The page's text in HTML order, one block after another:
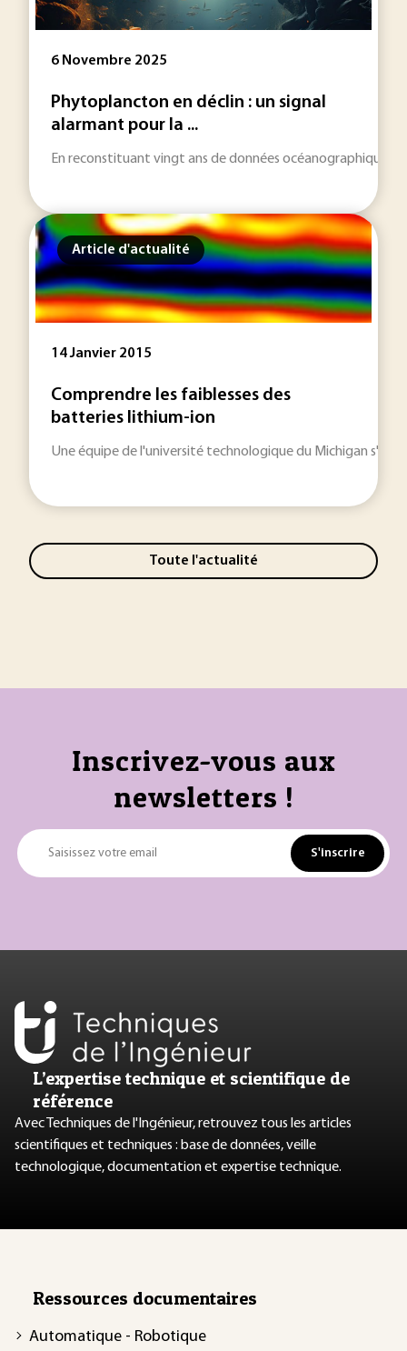
6 Novembre 2025
Phytoplancton en déclin : un signal
alarmant pour la ...
En reconstituant vingt ans de données
Article d'actualité
14 Janvier 2015
Comprendre les faiblesses des
batteries lithium-ion
Une équipe de l'université technologique du Michigan
Toute l'actualité
Inscrivez-vous aux
newsletters !
Saisissez votre email S'inscrire
L’expertise technique et scientifique de
référence
Avec Techniques de l'Ingénieur, retrouvez tous les articles
scientifiques et techniques : base de données, veille
technologique, documentation et expertise technique.
Ressources documentaires
Automatique - Robotique